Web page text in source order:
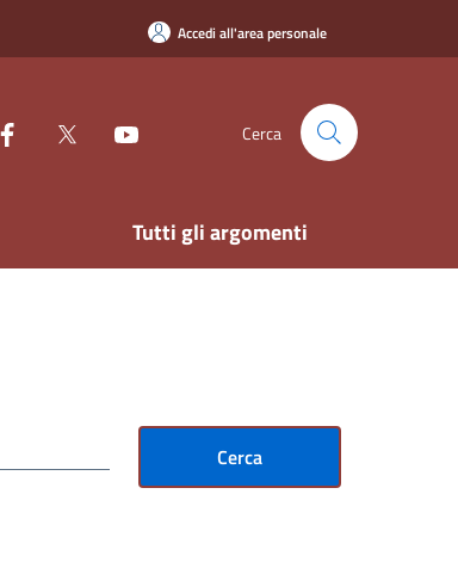
Accedi all'area personale
Cerca
Tutti gli argomenti
Cerca